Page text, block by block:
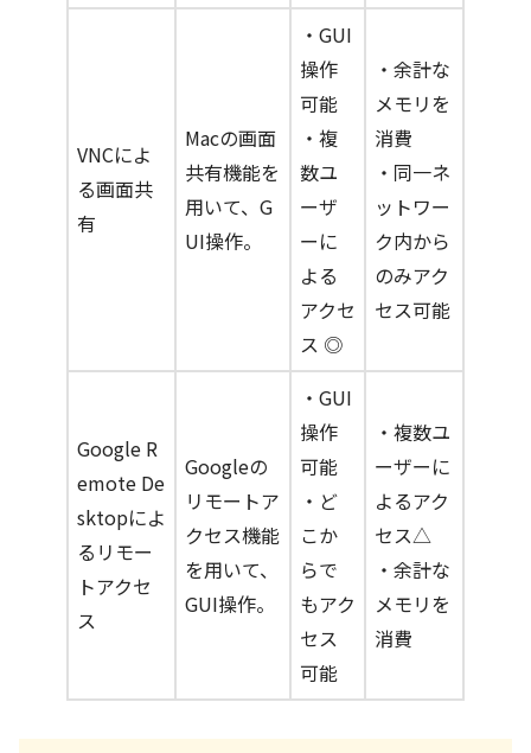
VNCによ
る画面共
有
Macの画面
共有機能を
用いて、G
UI操作。
・GUI
操作
可能
・複
数ユ
ーザ
ーに
よる
アクセ
ス ◎
・余計な
メモリを
消費
・同一ネ
ットワー
ク内から
のみアク
セス可能
Google R
emote De
sktopによ
るリモー
トアクセ
ス
Googleの
リモートア
クセス機能
を用いて、
GUI操作。
・GUI
操作
可能
・ど
こか
らで
もアク
セス
可能
・複数ユ
ーザーに
よるアク
セス△
・余計な
メモリを
消費